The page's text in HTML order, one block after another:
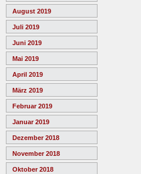
August 2019
Juli 2019
Juni 2019
Mai 2019
April 2019
März 2019
Februar 2019
Januar 2019
Dezember 2018
November 2018
Oktober 2018